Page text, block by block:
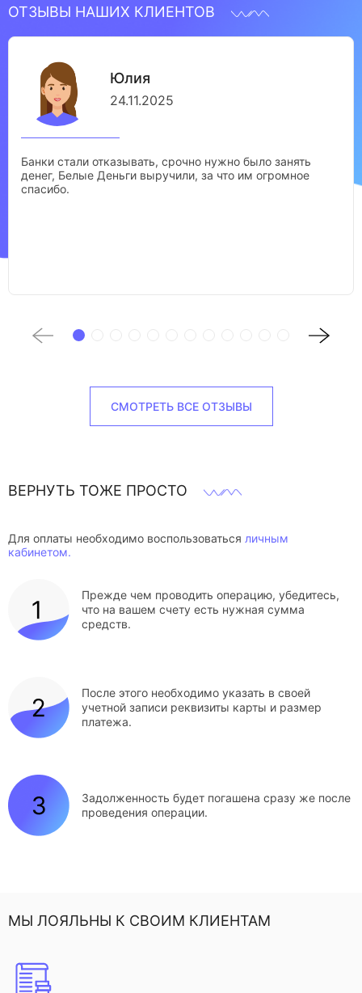
ОТЗЫВЫ НАШИХ КЛИЕНТОВ
Юлия
24.11.2025
Банки стали отказывать, срочно нужно было занять
денег, Белые Деньги выручили, за что им огромное
спасибо.
СМОТРЕТЬ ВСЕ ОТЗЫВЫ
ВЕРНУТЬ ТОЖЕ ПРОСТО
Для оплаты необходимо воспользоваться личным
кабинетом.
Прежде чем проводить операцию, убедитесь,
что на вашем счету есть нужная сумма
средств.
После этого необходимо указать в своей
учетной записи реквизиты карты и размер
платежа.
Задолженность будет погашена сразу же после
проведения операции.
МЫ ЛОЯЛЬНЫ К СВОИМ КЛИЕНТАМ